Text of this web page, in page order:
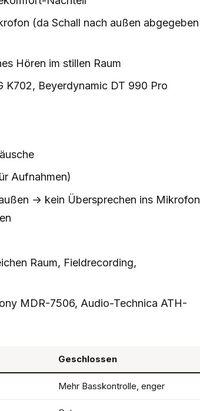
(da Schall nach außen abgegeben
Hören im stillen Raum
K702, Beyerdynamic DT 990 Pro
Aufnahmen)
→ kein Übersprechen ins Mikrofon
Raum, Fieldrecording,
MDR-7506, Audio-Technica ATH-
Geschlossen
Mehr Basskontrolle, enger